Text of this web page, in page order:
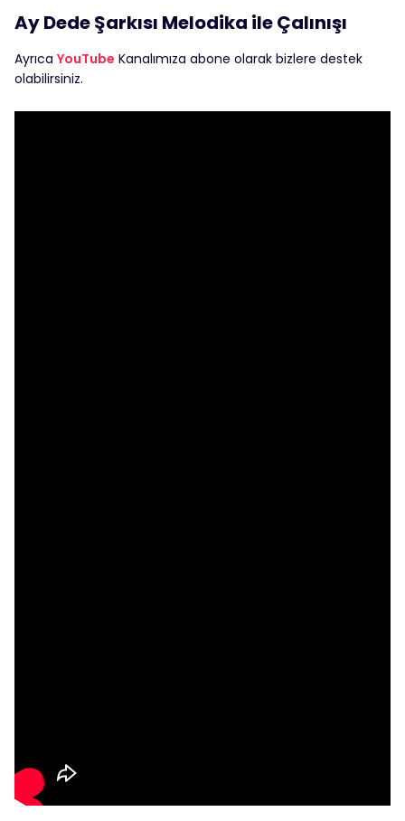
Ay Dede Şarkısı Melodika ile Çalınışı
Ayrıca YouTube Kanalımıza abone olarak bizlere destek
olabilirsiniz.